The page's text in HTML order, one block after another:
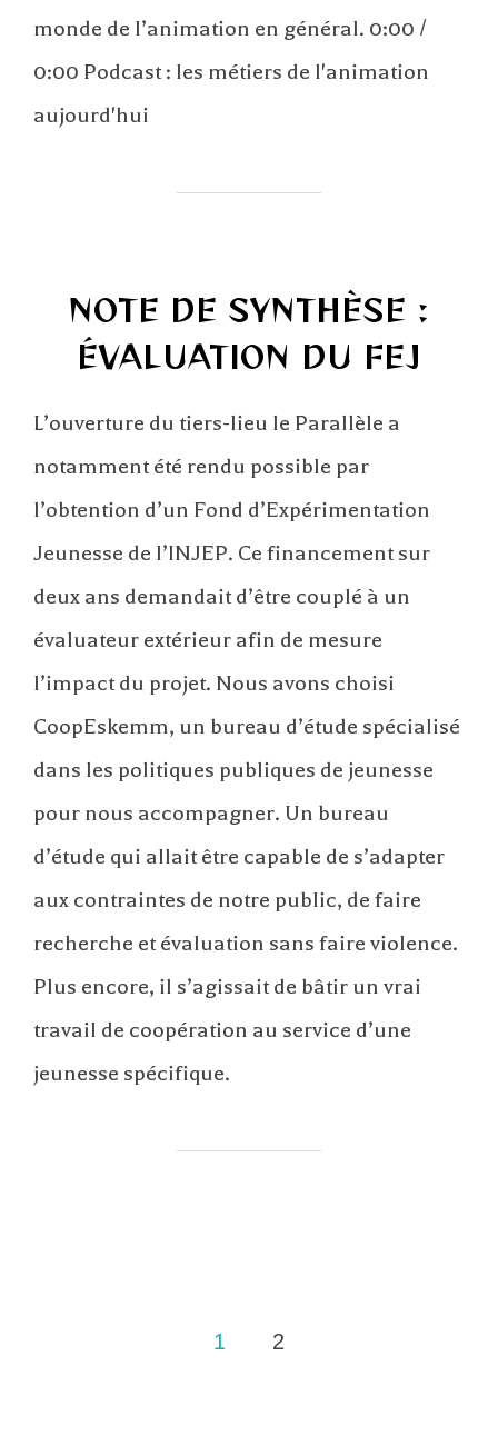
monde de l’animation en général. 0:00 /
0:00 Podcast : les métiers de l'animation
aujourd'hui
NOTE DE SYNTHÈSE :
ÉVALUATION DU FEJ
L’ouverture du tiers-lieu le Parallèle a
notamment été rendu possible par
l’obtention d’un Fond d’Expérimentation
Jeunesse de l’INJEP. Ce financement sur
deux ans demandait d’être couplé à un
évaluateur extérieur afin de mesure
l’impact du projet. Nous avons choisi
CoopEskemm, un bureau d’étude spécialisé
dans les politiques publiques de jeunesse
pour nous accompagner. Un bureau
d’étude qui allait être capable de s’adapter
aux contraintes de notre public, de faire
recherche et évaluation sans faire violence.
Plus encore, il s’agissait de bâtir un vrai
travail de coopération au service d’une
jeunesse spécifique.
1 2